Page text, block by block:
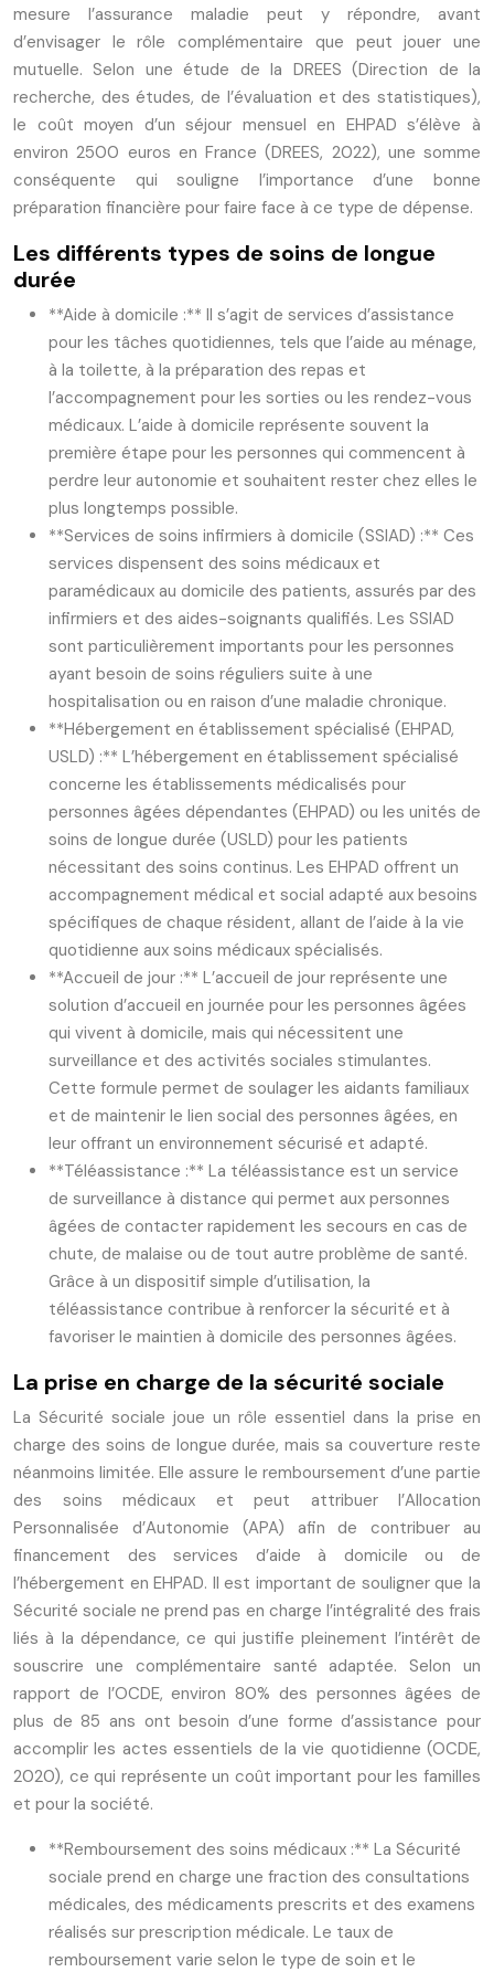
mesure l’assurance maladie peut y répondre, avant
d’envisager le rôle complémentaire que peut jouer une
mutuelle. Selon une étude de la DREES (Direction de la
recherche, des études, de l’évaluation et des statistiques),
le coût moyen d’un séjour mensuel en EHPAD s’élève à
environ 2500 euros en France (DREES, 2022), une somme
conséquente qui souligne l’importance d’une bonne
préparation financière pour faire face à ce type de dépense.
Les différents types de soins de longue
durée
**Aide à domicile :** Il s’agit de services d’assistance
pour les tâches quotidiennes, tels que l’aide au ménage,
à la toilette, à la préparation des repas et
l’accompagnement pour les sorties ou les rendez-vous
médicaux. L’aide à domicile représente souvent la
première étape pour les personnes qui commencent à
perdre leur autonomie et souhaitent rester chez elles le
plus longtemps possible.
**Services de soins infirmiers à domicile (SSIAD) :** Ces
services dispensent des soins médicaux et
paramédicaux au domicile des patients, assurés par des
infirmiers et des aides-soignants qualifiés. Les SSIAD
sont particulièrement importants pour les personnes
ayant besoin de soins réguliers suite à une
hospitalisation ou en raison d’une maladie chronique.
**Hébergement en établissement spécialisé (EHPAD,
USLD) :** L’hébergement en établissement spécialisé
concerne les établissements médicalisés pour
personnes âgées dépendantes (EHPAD) ou les unités de
soins de longue durée (USLD) pour les patients
nécessitant des soins continus. Les EHPAD offrent un
accompagnement médical et social adapté aux besoins
spécifiques de chaque résident, allant de l’aide à la vie
quotidienne aux soins médicaux spécialisés.
**Accueil de jour :** L’accueil de jour représente une
solution d’accueil en journée pour les personnes âgées
qui vivent à domicile, mais qui nécessitent une
surveillance et des activités sociales stimulantes.
Cette formule permet de soulager les aidants familiaux
et de maintenir le lien social des personnes âgées, en
leur offrant un environnement sécurisé et adapté.
**Téléassistance :** La téléassistance est un service
de surveillance à distance qui permet aux personnes
âgées de contacter rapidement les secours en cas de
chute, de malaise ou de tout autre problème de santé.
Grâce à un dispositif simple d’utilisation, la
téléassistance contribue à renforcer la sécurité et à
favoriser le maintien à domicile des personnes âgées.
La prise en charge de la sécurité sociale
La Sécurité sociale joue un rôle essentiel dans la prise en
charge des soins de longue durée, mais sa couverture reste
néanmoins limitée. Elle assure le remboursement d’une partie
des soins médicaux et peut attribuer l’Allocation
Personnalisée d’Autonomie (APA) afin de contribuer au
financement des services d’aide à domicile ou de
l’hébergement en EHPAD. Il est important de souligner que la
Sécurité sociale ne prend pas en charge l’intégralité des frais
liés à la dépendance, ce qui justifie pleinement l’intérêt de
souscrire une complémentaire santé adaptée. Selon un
rapport de l’OCDE, environ 80% des personnes âgées de
plus de 85 ans ont besoin d’une forme d’assistance pour
accomplir les actes essentiels de la vie quotidienne (OCDE,
2020), ce qui représente un coût important pour les familles
et pour la société.
**Remboursement des soins médicaux :** La Sécurité
sociale prend en charge une fraction des consultations
médicales, des médicaments prescrits et des examens
réalisés sur prescription médicale. Le taux de
remboursement varie selon le type de soin et le